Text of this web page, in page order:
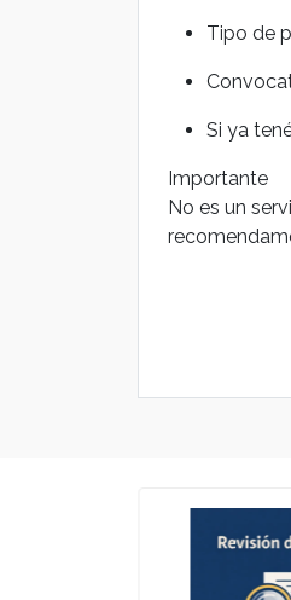
Tipo de
Si ya
Importante
No es un